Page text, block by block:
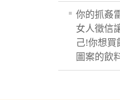
你的抓姦
女人徵信
己!你想買
圖案的飲